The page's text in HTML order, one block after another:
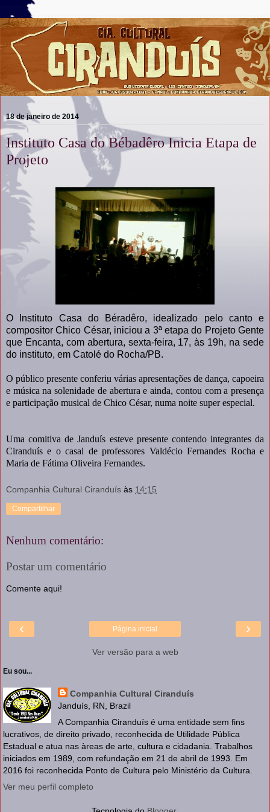
18 de janeiro de 2014
Instituto Casa do Bébadêro Inicia Etapa de
Projeto
O Instituto Casa do Béradêro, idealizado pelo canto e
compositor Chico César, iniciou a 3ª etapa do Projeto Gente
que Encanta, com abertura, sexta-feira, 17, às 19h, na sede
do instituto, em Catolé do Rocha/PB.
O público presente conferiu várias apresentações de dança, capoeira
e música na solenidade de abertura e ainda, contou com a presença
e participação musical de Chico César, numa noite super especial.
Uma comitiva de Janduís esteve presente contendo integrantes da
Ciranduís e o casal de professores Valdécio Fernandes Rocha e
Maria de Fátima Oliveira Fernandes.
Companhia Cultural Ciranduís às 14:15
Compartilhar
Nenhum comentário:
Postar um comentário
Comente aqui!
‹ ›
Página inicial
Ver versão para a web
Eu sou...
Companhia Cultural Ciranduís
Janduís, RN, Brazil
A Companhia Ciranduís é uma entidade sem fins
lucrativos, de direito privado, reconhecida de Utilidade Pública
Estadual e atua nas àreas de arte, cultura e cidadania. Trabalhos
iniciados em 1989, com refundação em 21 de abril de 1993. Em
2016 foi reconhecida Ponto de Cultura pelo Ministério da Cultura.
Ver meu perfil completo